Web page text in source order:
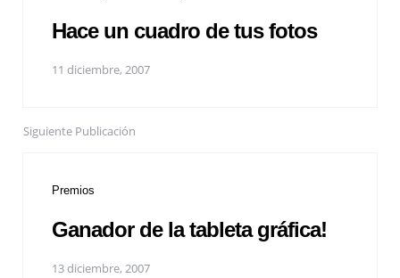
Hace un cuadro de tus fotos
11 diciembre, 2007
Siguiente Publicación
Premios
Ganador de la tableta gráfica!
13 diciembre, 2007